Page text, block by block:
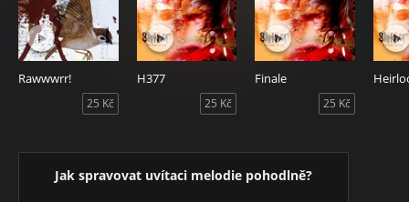
Rawwwrr!
25 Kč
H377
25 Kč
Finale
25 Kč
Jak spravovat uvítaci melodie pohodlně?